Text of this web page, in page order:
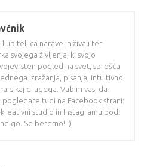
ljubiteljica narave in živali ter
svojega življenja, ki svojo
pogled na svet, sprošča
izražanja, pisanja, intuitivno
drugega. Vabim vas, da
pogledate tudi na Facebook strani:
studio in Instagramu pod:
Se beremo! :)